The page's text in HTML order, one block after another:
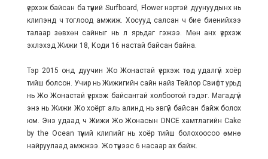
үерхэж байсан ба түүний Surfboard, Flower нэртэй дуунуудынх нь
клипэнд ч тоглоод амжиж. Хосууд салсан ч бие биенийхээ
талаар зөвхөн сайныг нь л ярьдаг гэжээ. Мөн анх үерхэж
эхлэхэд Жижи 18, Коди 16 настай байсан байна.
Тэр 2015 онд дуучин Жо Жонастай үерхэж төд удалгүй хоёр
тийш болсон. Учир нь Жижигийн сайн найз Тейлор Свифт урьд
нь Жо Жонастай үерхэж байсантай холбоотой гэдэг. Магадгүй
энэ нь Жижи Жо хоёрт аль алинд нь эвгүй байсан байж болох
юм. Энэ удаад ч Жижи Жо Жонасын DNCE хамтлагийн Cake
by the Ocean түүний клипийг нь хоёр тийш болохоосоо өмнө
найруулаад амжжээ. Жо түүнээс 6 насаар ах байж.